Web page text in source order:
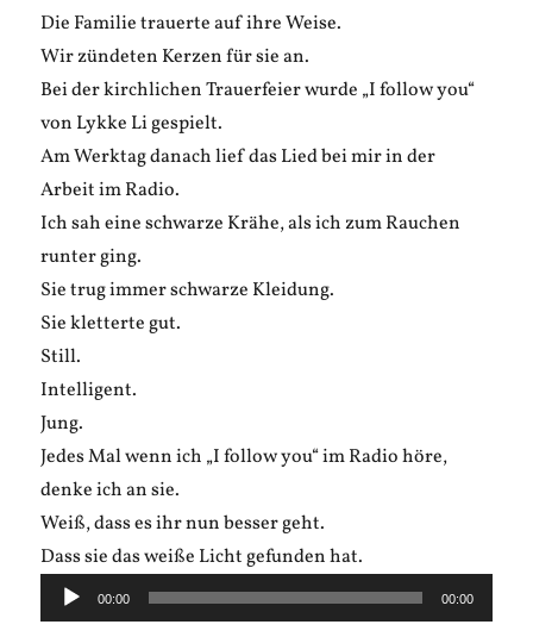
Die Familie trauerte auf ihre Weise.
Wir zündeten Kerzen für sie an.
Bei der kirchlichen Trauerfeier wurde „I follow you“
von Lykke Li gespielt.
Am Werktag danach lief das Lied bei mir in der
Arbeit im Radio.
Ich sah eine schwarze Krähe, als ich zum Rauchen
runter ging.
Sie trug immer schwarze Kleidung.
Sie kletterte gut.
Still.
Intelligent.
Jung.
Jedes Mal wenn ich „I follow you“ im Radio höre,
denke ich an sie.
Weiß, dass es ihr nun besser geht.
Dass sie das weiße Licht gefunden hat.
Audio-
Player
00:00 00:00